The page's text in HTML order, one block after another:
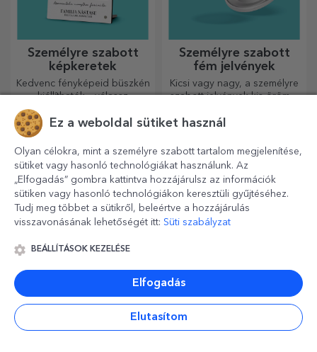
Személyre szabott
képkeretek
Kedvenc fényképeid büszkén
kiállíthatók – válassz
képkereteket!
Személyre szabott
fém jelvények
Kicsi vagy nagy, a személyre
szabott jelvények kis örömöt
szabottak. Egy tárgy, amely
jókedvet hoz!
Személyre szabott
borosdobozok fotóval
Ha eredeti ajándékot keresel,
fotókkal/üzenettel ellátott
Személyre szabott
fogantyúval és
Ha szeretné kedvenc italát
hidegen tartani, vagy hosszú
utazás során melegen
Ez a weboldal sütiket használ
Olyan célokra, mint a személyre szabott tartalom megjelenítése,
sütiket vagy hasonló technológiákat használunk. Az
„Elfogadás” gombra kattintva hozzájárulsz az információk
sütiken vagy hasonló technológiákon keresztüli gyűjtéséhez.
Tudj meg többet a sütikről, beleértve a hozzájárulás
visszavonásának lehetőségét itt: Süti szabályzat
BEÁLLÍTÁSOK KEZELÉSE
Elfogadás
Elutasítom